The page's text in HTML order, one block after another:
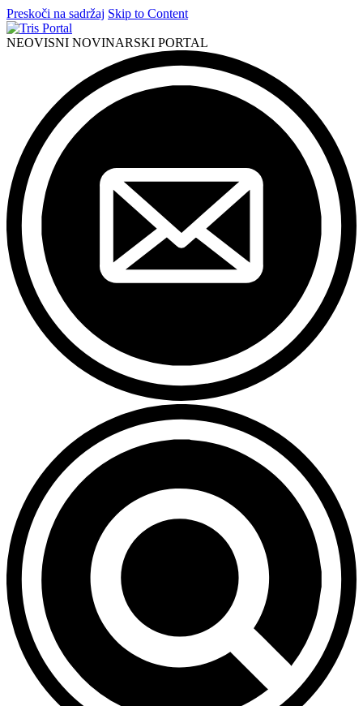
Preskoči na sadržaj Skip to Content
NEOVISNI NOVINARSKI PORTAL